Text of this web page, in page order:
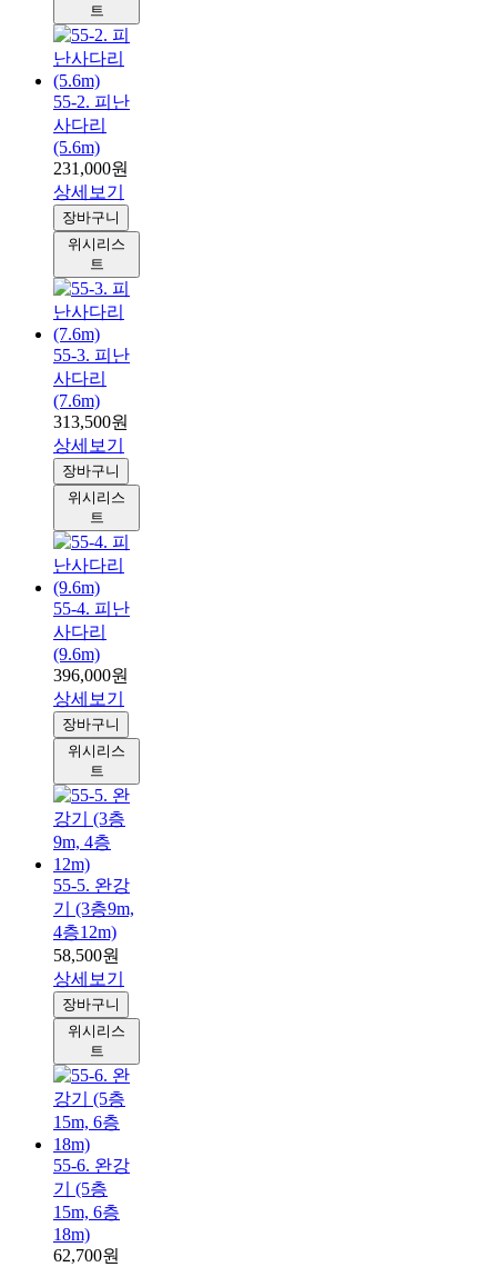
트
55-2. 피난
사다리
(5.6m)
231,000원
상세보기
장바구니
위시리스
트
55-3. 피난
사다리
(7.6m)
313,500원
상세보기
장바구니
위시리스
트
55-4. 피난
사다리
(9.6m)
396,000원
상세보기
장바구니
위시리스
트
55-5. 완강
기 (3층9m,
4층12m)
58,500원
상세보기
장바구니
위시리스
트
55-6. 완강
기 (5층
15m, 6층
18m)
62,700원